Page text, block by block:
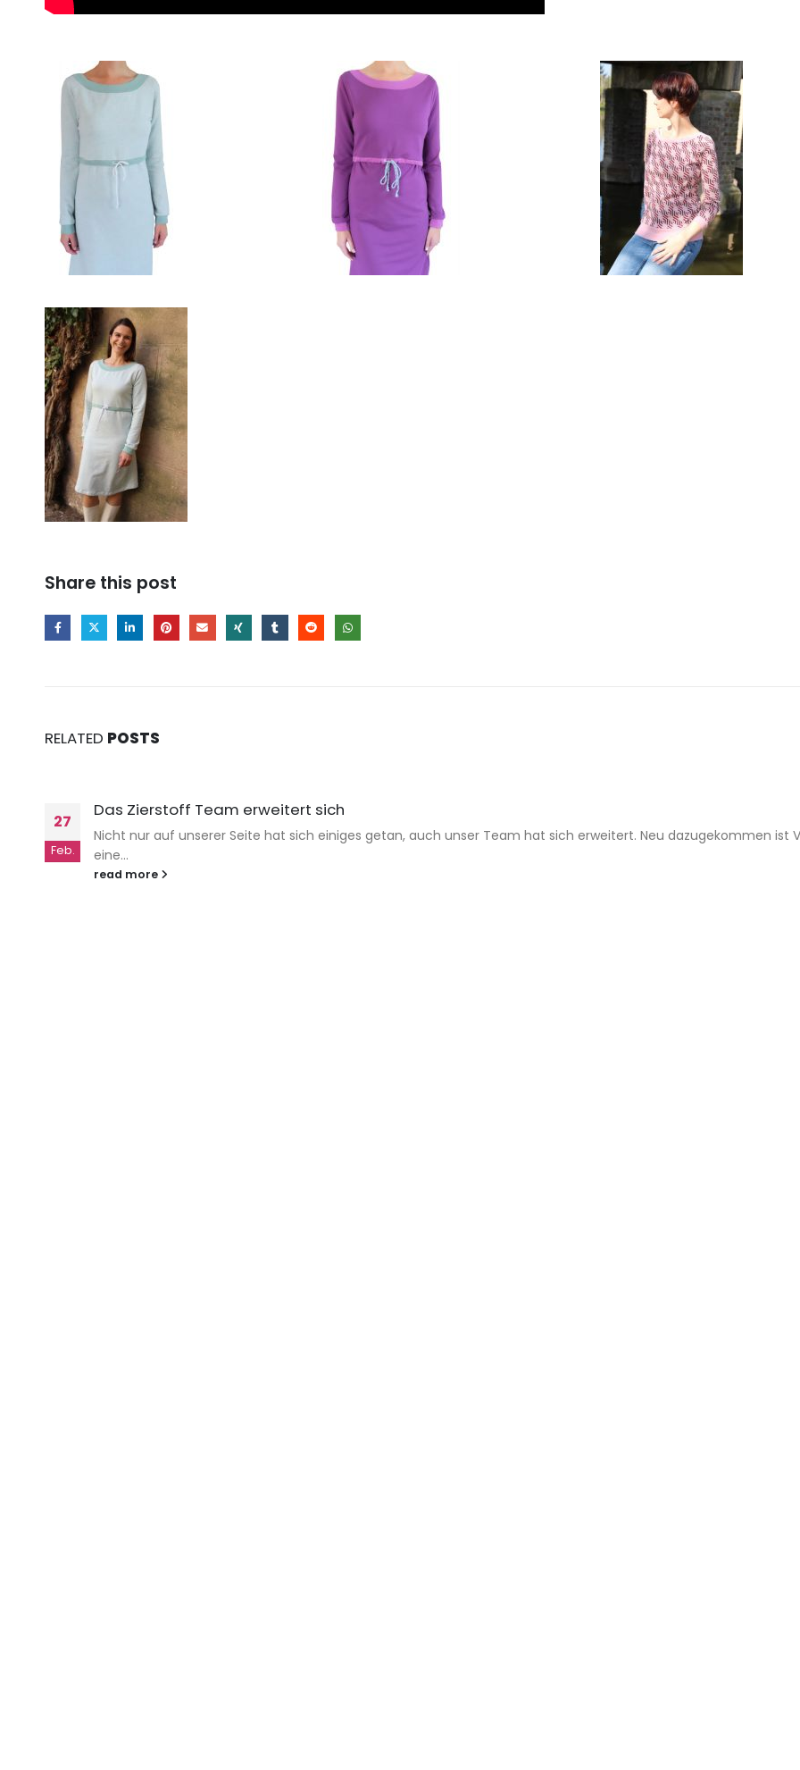
Share this post
RELATED POSTS
27
Feb.
Das Zierstoff Team erweitert sich
Nicht nur auf unserer Seite hat sich einiges getan, auch unser Team hat sich erweitert. Neu dazugekommen ist
eine...
read more